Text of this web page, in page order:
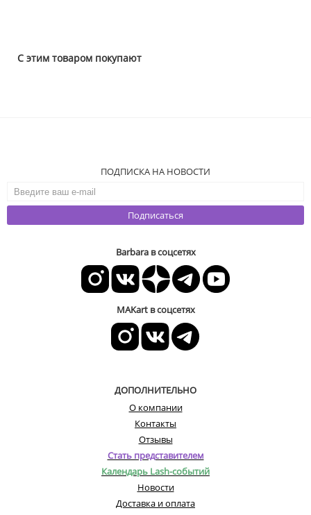
С этим товаром покупают
ПОДПИСКА НА НОВОСТИ
Подписаться
Barbara в соцсетях
MAKart в соцсетях
ДОПОЛНИТЕЛЬНО
О компании
Контакты
Отзывы
Стать представителем
Календарь Lash-событий
Новости
Доставка и оплата